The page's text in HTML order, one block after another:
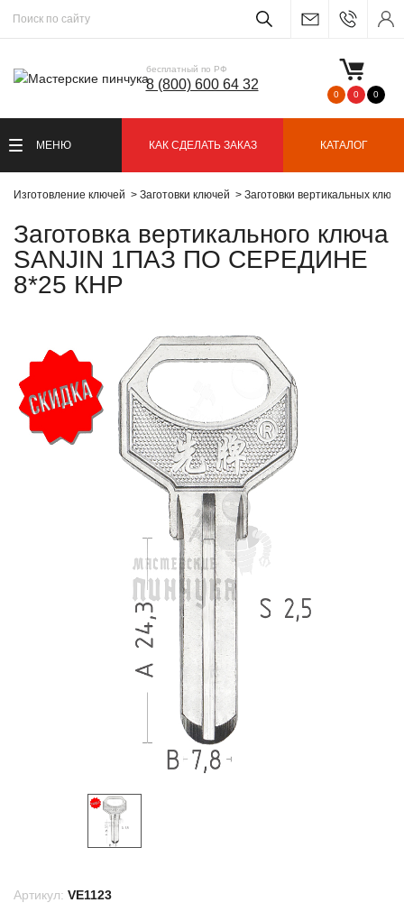
бесплатный по РФ
8 (800) 600 64 32
0 0 0
МЕНЮ КАК СДЕЛАТЬ ЗАКАЗ КАТАЛОГ
Изготовление ключей Заготовки ключей Заготовки вертикальных
Заготовка вертикального ключа
SANJIN 1ПАЗ ПО СЕРЕДИНЕ
8*25 КНР
Артикул: VE1123